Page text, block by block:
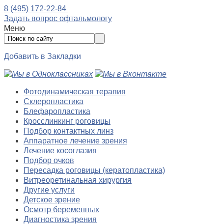
8 (495) 172-22-84
Задать вопрос офтальмологу
Меню
Добавить в Закладки
Фотодинамическая терапия
Склеропластика
Блефаропластика
Кросслинкинг роговицы
Подбор контактных линз
Аппаратное лечение зрения
Лечение косоглазия
Подбор очков
Пересадка роговицы (кератопластика)
Витреоретинальная хирургия
Другие услуги
Детское зрение
Осмотр беременных
Диагностика зрения